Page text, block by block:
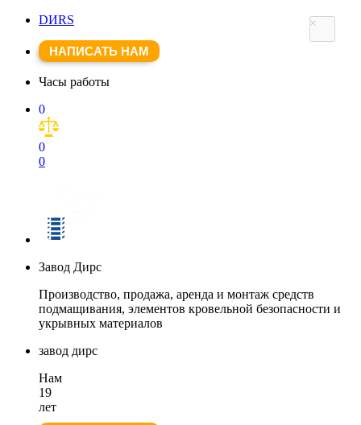
DИRS
НАПИСАТЬ НАМ
Часы работы
0
0
0
Завод Дирс
Производство, продажа, аренда и монтаж средств
подмащивания, элементов кровельной безопасности и
укрывных материалов
завод дирс
Нам
19
лет
×